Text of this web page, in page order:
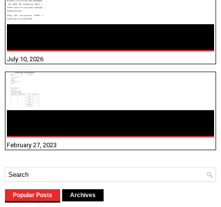
July 10, 2026
February 27, 2023
Popular Posts Archives